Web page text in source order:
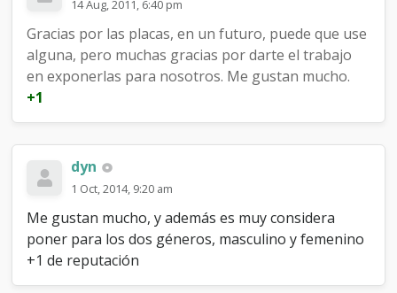
14 Aug, 2011, 6:40 pm
Gracias por las placas, en un futuro, puede que use
alguna, pero muchas gracias por darte el trabajo
en exponerlas para nosotros. Me gustan mucho.
+1
dyn
1 Oct, 2014, 9:20 am
Me gustan mucho, y además es muy considera
poner para los dos géneros, masculino y femenino
+1 de reputación